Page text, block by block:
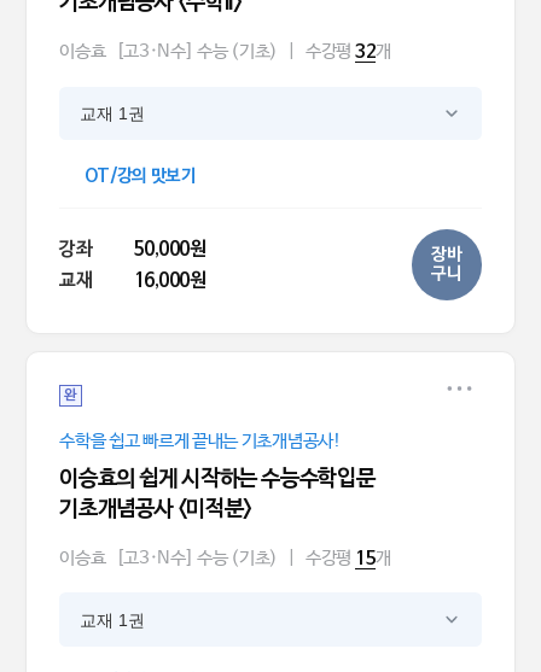
이승효 [고3·N수] 수능 (기초) 수강평 32개
교재 1권
OT/강의 맛보기
강좌
50,000원
교재
16,000원
장바
구니
완
수학을 쉽고 빠르게 끝내는 기초개념공사!
이승효의 쉽게 시작하는 수능수학입문
기초개념공사 <미적분>
이승효 [고3·N수] 수능 (기초) 수강평 15개
교재 1권